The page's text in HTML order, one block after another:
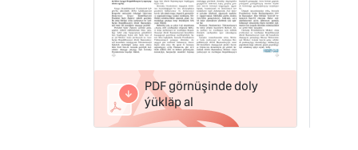
PDF görnüşinde doly
ýükläp al